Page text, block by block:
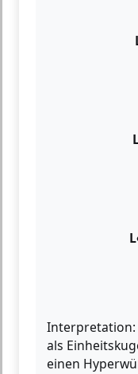
Interpretation:
als
einen